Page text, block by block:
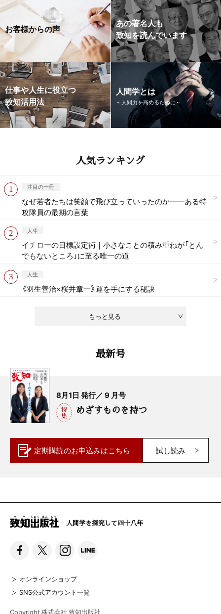
お客様からの声
あの著名人も
致知を読んでいます
仕事や人生に役立つ
致知活用法
人間学とは
～人間力を高めるために～
人気ランキング
もっと見る
注目の一冊
なぜ若者たちは笑顔で飛び立っていったのか——ある特
攻隊員の最期の言葉
人生
イチローの目標設定術｜小さなことの積み重ねが「とん
でもないところ」に至る唯一の道
人生
《羽生善治×桜井章一》運を手にする秘訣
最新号
8月1日 発行／ 9 月号
めざすものを持つ
定期購読のお申込みはこちら 試し読み
人間学を探究して四十八年
オンラインショップ
SNS公式アカウント一覧
Copyright 株式会社 致知出版社